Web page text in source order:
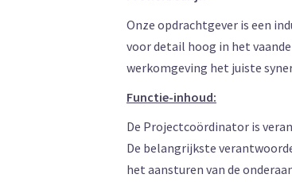
Onze opdrachtgever is een
voor detail hoog in het
werkomgeving het juiste
Functie-inhoud:
De Projectcoördinator is
De belangrijkste
het aansturen van de